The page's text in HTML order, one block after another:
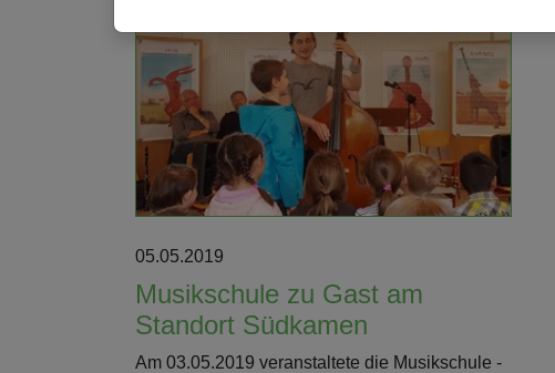
05.05.2019
Musikschule zu Gast am
Standort Südkamen
Am 03.05.2019 veranstaltete die Musikschule -
Weiterlesen